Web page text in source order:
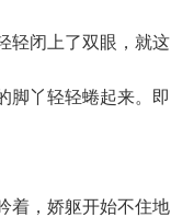
闭上了双眼，就这
脚丫轻轻蜷起来。即
，娇躯开始不住地